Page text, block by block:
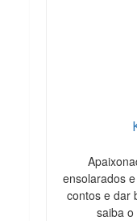
ensolarados
contos e dar
saiba